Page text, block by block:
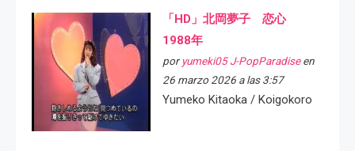
「HD」北岡夢子 恋心
1988年
por yumeki05 J-PopParadiseen
26 marzo 2026 a las 3:57
Yumeko Kitaoka / Koigokoro